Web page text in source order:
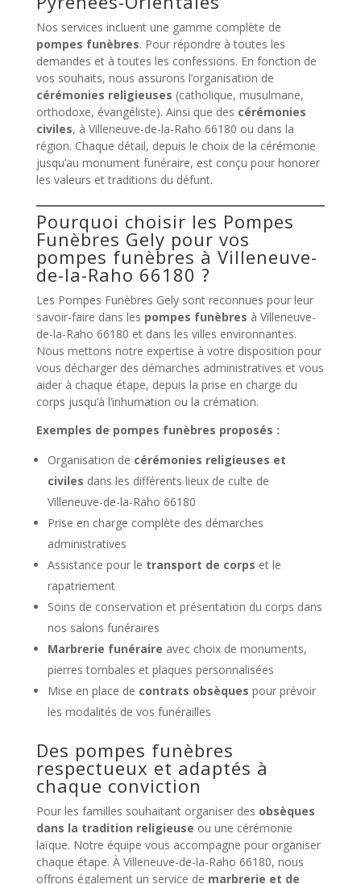
Nos services incluent une gamme complète de
pompes funèbres. Pour répondre à toutes les
demandes et à toutes les confessions. En fonction de
vos souhaits, nous assurons l’organisation de
cérémonies religieuses (catholique, musulmane,
orthodoxe, évangéliste). Ainsi que des cérémonies
civiles, à Villeneuve-de-la-Raho 66180 ou dans la
région. Chaque détail, depuis le choix de la cérémonie
jusqu’au monument funéraire, est conçu pour honorer
les valeurs et traditions du défunt.
Pourquoi choisir les Pompes
Funèbres Gely pour vos
pompes funèbres à Villeneuve-
de-la-Raho 66180 ?
Les Pompes Funèbres Gely sont reconnues pour leur
savoir-faire dans les pompes funèbres à Villeneuve-
de-la-Raho 66180 et dans les villes environnantes.
Nous mettons notre expertise à votre disposition pour
vous décharger des démarches administratives et vous
aider à chaque étape, depuis la prise en charge du
corps jusqu’à l’inhumation ou la crémation.
Exemples de pompes funèbres proposés :
Organisation de cérémonies religieuses et
civiles dans les différents lieux de culte de
Villeneuve-de-la-Raho 66180
Prise en charge complète des démarches
administratives
Assistance pour le transport de corps et le
rapatriement
Soins de conservation et présentation du corps dans
nos salons funéraires
Marbrerie funéraire avec choix de monuments,
pierres tombales et plaques personnalisées
Mise en place de contrats obsèques pour prévoir
les modalités de vos funérailles
Des pompes funèbres
respectueux et adaptés à
chaque conviction
Pour les familles souhaitant organiser des obsèques
dans la tradition religieuse ou une cérémonie
laïque. Notre équipe vous accompagne pour organiser
chaque étape. À Villeneuve-de-la-Raho 66180, nous
offrons également un service de marbrerie et de